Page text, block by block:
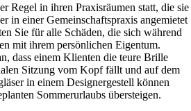
Regel in ihren Praxisräumen statt, die sie
in einer Gemeinschaftspraxis angemietet
Sie für alle Schäden, die sich während
mit ihrem persönlichen Eigentum.
dass einem Klienten die teure Brille
Sitzung vom Kopf fällt und auf dem
in einem Designergestell können
Sommerurlaubs übersteigen.